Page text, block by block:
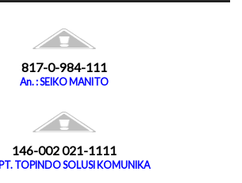
817-0-984-111
An. : SEIKO MANITO
146-002 021-1111
TOPINDO SOLUSI KOMUNIKA